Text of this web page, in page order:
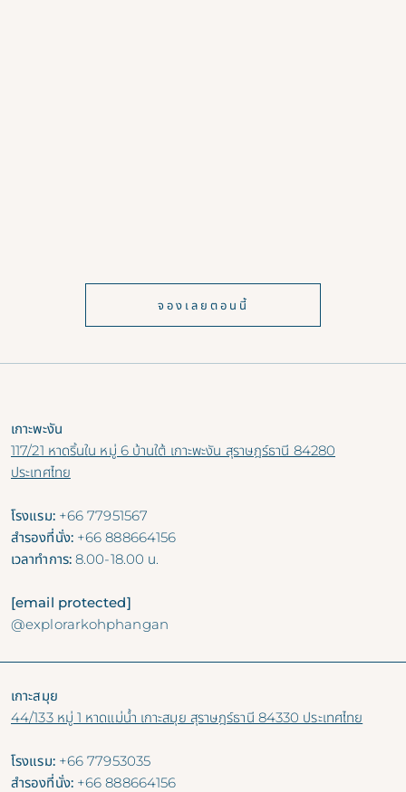
จองเลยตอนนี้
เกาะพะงัน
117/21 หาดริ้นใน หมู่ 6 บ้านใต้ เกาะพะงัน สุราษฎร์ธานี 84280
ประเทศไทย
โรงแรม: +66 77951567
สำรองที่นั่ง: +66 888664156
เวลาทำการ:8.00-18.00 น.
[email protected]
@explorarkohphangan
เกาะสมุย
44/133 หมู่ 1 หาดแม่น้ำ เกาะสมุย สุราษฎร์ธานี 84330 ประเทศไทย
โรงแรม: +66 77953035
สำรองที่นั่ง: +66 888664156